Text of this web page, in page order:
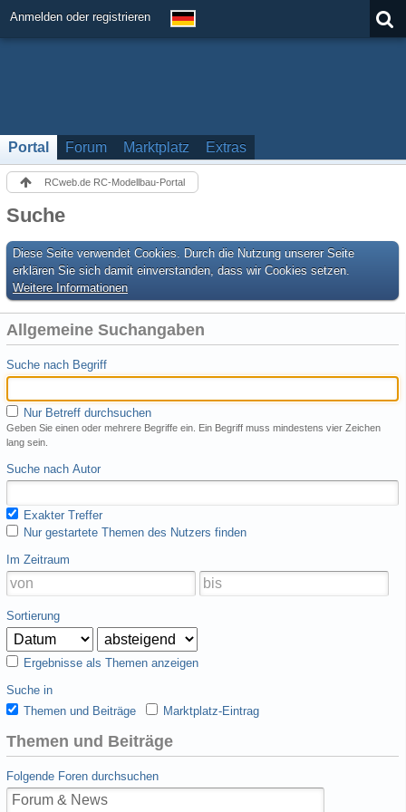
Anmelden oder registrieren
Portal Forum Marktplatz Extras
RCweb.de RC-Modellbau-Portal
Suche
Diese Seite verwendet Cookies. Durch die Nutzung unserer Seite
erklären Sie sich damit einverstanden, dass wir Cookies setzen.
Weitere Informationen
Allgemeine Suchangaben
Suche nach Begriff
Nur Betreff durchsuchen
Geben Sie einen oder mehrere Begriffe ein. Ein Begriff muss mindestens vier Zeichen
lang sein.
Suche nach Autor
Exakter Treffer
Nur gestartete Themen des Nutzers finden
Im Zeitraum
Sortierung
Ergebnisse als Themen anzeigen
Suche in
Themen und Beiträge
Marktplatz-Eintrag
Themen und Beiträge
Folgende Foren durchsuchen